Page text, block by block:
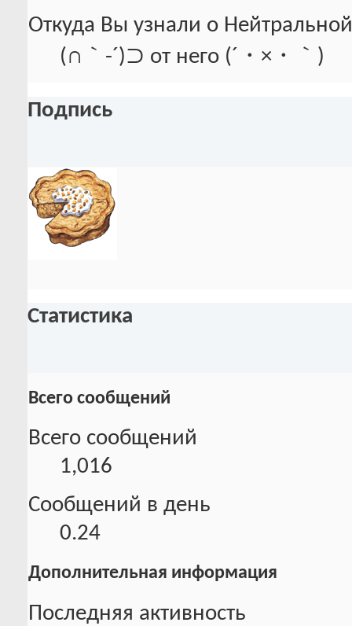
Откуда Вы узнали о
(∩｀-´)⊃ от него (´・×・｀)
Подпись
Статистика
Всего сообщений
Всего сообщений
1,016
Сообщений в день
0.24
Дополнительная информация
Последняя активность